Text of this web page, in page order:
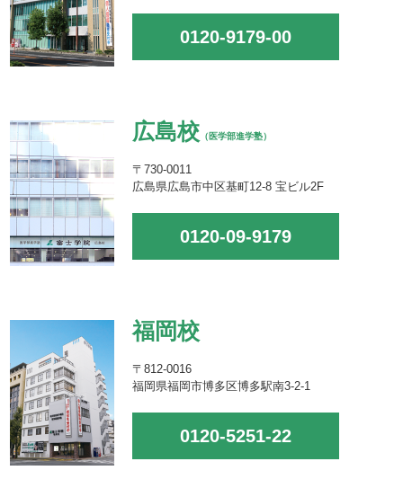
0120-9179-00
広島校 （医学部進学塾）
〒730-0011
広島県広島市中区基町12-8 宝ビル2F
0120-09-9179
福岡校
〒812-0016
福岡県福岡市博多区博多駅南3-2-1
0120-5251-22